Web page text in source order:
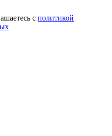
с политикой